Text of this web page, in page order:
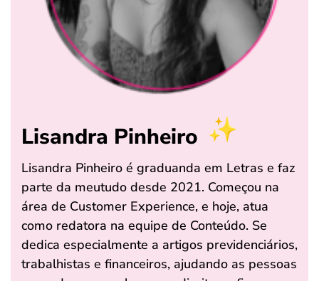
Lisandra Pinheiro
Lisandra Pinheiro é graduanda em Letras e faz
parte da meutudo desde 2021. Começou na
área de Customer Experience, e hoje, atua
como redatora na equipe de Conteúdo. Se
dedica especialmente a artigos previdenciários,
trabalhistas e financeiros, ajudando as pessoas